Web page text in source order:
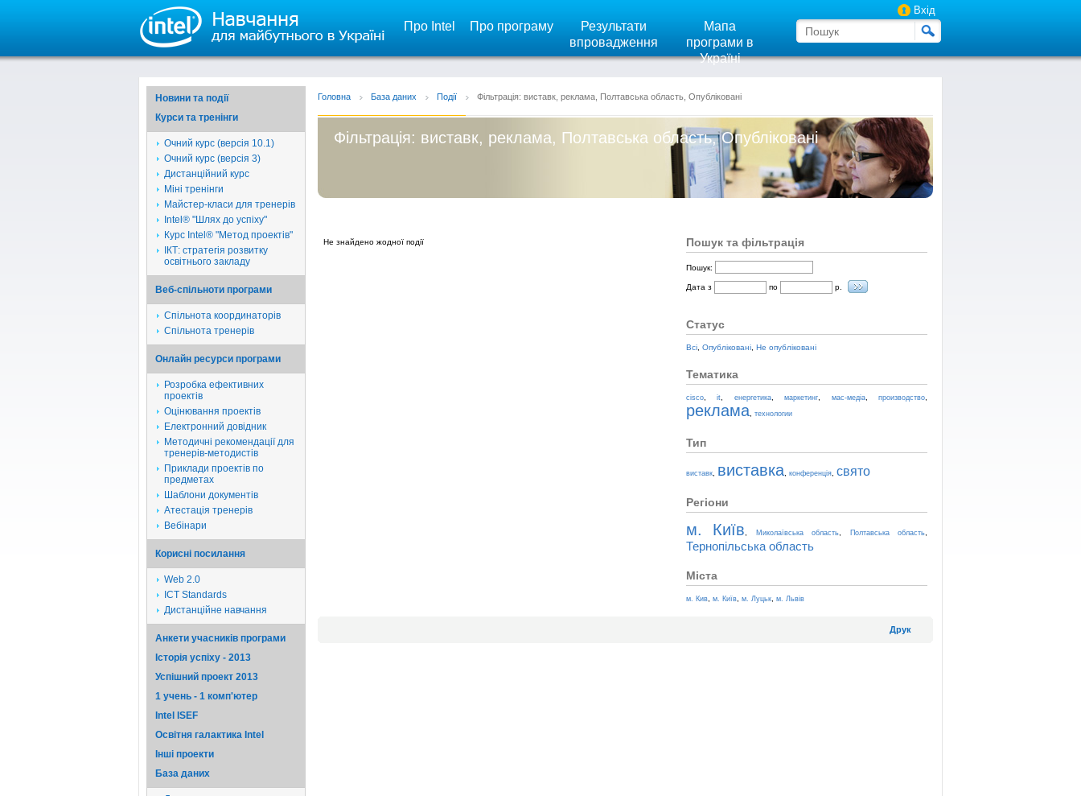
Вхід
Про Intel Про програму
Результати
впровадження
Мапа
програми в
Україні
Новини та події
Курси та тренінги
Очний курс (версія 10.1)
Очний курс (версія 3)
Дистанційний курс
Міні тренінги
Майстер-класи для тренерів
Intel® "Шлях до успіху"
Курс Intel® "Метод проектів"
ІКТ: стратегія розвитку
освітнього закладу
Веб-спільноти програми
Спільнота координаторів
Спільнота тренерів
Онлайн ресурси програми
Розробка ефективних
проектів
Оцінювання проектів
Електронний довідник
Методичні рекомендації для
тренерів-методистів
Приклади проектів по
предметах
Шаблони документів
Атестація тренерів
Вебінари
Корисні посилання
Web 2.0
ICT Standards
Дистанційне навчання
Анкети учасників програми
Історія успіху - 2013
Успішний проект 2013
1 учень - 1 комп'ютер
Intel ISEF
Освітня галактика Intel
Iншi проекти
База даних
Головна База даних Події Фільтрація: виставк, реклама, Полтавська область, Опубліковані
Фільтрація: виставк, реклама, Полтавська область, Опубліковані
Не знайдено жодної події Пошук та фільтрація
Пошук:
Дата з по р.
Статус
Всі Опубліковані Не опубліковані
Тематика
cisco ,it енергетика,маркетинг мас-медіа,производство
реклама технологии
Тип
виставк виставка конференція свято
Регіони
м. Київ Миколаївська область Полтавська область
Тернопільська область
Міста
м. Кив м. Київ м. Луцьк м. Львів
Друк